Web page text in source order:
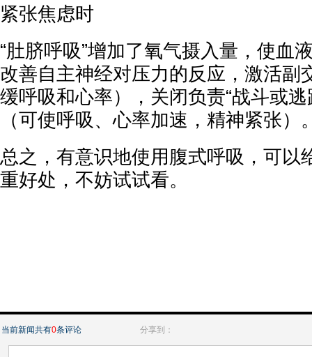
紧张焦虑时
“肚脐呼吸”增加了氧气摄入量，使血
改善自主神经对压力的反应，激活副
缓呼吸和心率），关闭负责“战斗或
（可使呼吸、心率加速，精神紧张）
总之，有意识地使用腹式呼吸，可以
重好处，不妨试试看。
当前新闻共有0条评论 分享到：